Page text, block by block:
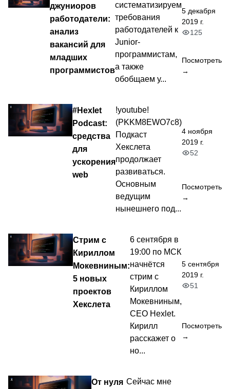
джуниоров
работодатели:
анализ
вакансий для
младших
программистов
систематизируем
требования
работодателей к
Junior-
программистам,
а также
обобщаем у...
5 декабря
2019 г.
125
Посмотреть
→
#Hexlet
Podcast:
средства
для
ускорения
web
!youtube!
(PKKM8EWO7c8)
Подкаст
Хекслета
продолжает
развиваться.
Основным
ведущим
нынешнего под...
4 ноября
2019 г.
52
Посмотреть
→
Стрим с
Кириллом
Мокевниным:
5 новых
проектов
Хекслета
6 сентября в
19:00 по МСК
начнётся
стрим с
Кириллом
Мокевниным,
CEO Hexlet.
Кирилл
расскажет о
но...
5 сентября
2019 г.
51
Посмотреть
→
От нуля Сейчас мне